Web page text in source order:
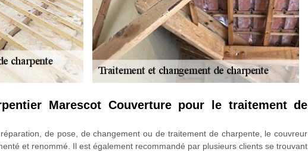
Marescot Couverture pour le traitement de
de pose, de changement ou de traitement de charpente, le couvreur
et renommé. Il est également recommandé par plusieurs clients se trouvant